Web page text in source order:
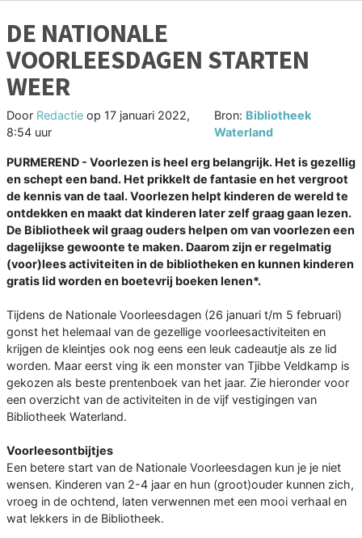
DE NATIONALE
VOORLEESDAGEN STARTEN
WEER
Door Redactie op 17 januari 2022,
8:54 uur
Bron: Bibliotheek
Waterland
PURMEREND - Voorlezen is heel erg belangrijk. Het is gezellig
en schept een band. Het prikkelt de fantasie en het vergroot
de kennis van de taal. Voorlezen helpt kinderen de wereld te
ontdekken en maakt dat kinderen later zelf graag gaan lezen.
De Bibliotheek wil graag ouders helpen om van voorlezen een
dagelijkse gewoonte te maken. Daarom zijn er regelmatig
(voor)lees activiteiten in de bibliotheken en kunnen kinderen
gratis lid worden en boetevrij boeken lenen*.
Tijdens de Nationale Voorleesdagen (26 januari t/m 5 februari)
gonst het helemaal van de gezellige voorleesactiviteiten en
krijgen de kleintjes ook nog eens een leuk cadeautje als ze lid
worden. Maar eerst ving ik een monster van Tjibbe Veldkamp is
gekozen als beste prentenboek van het jaar. Zie hieronder voor
een overzicht van de activiteiten in de vijf vestigingen van
Bibliotheek Waterland.
Voorleesontbijtjes
Een betere start van de Nationale Voorleesdagen kun je je niet
wensen. Kinderen van 2-4 jaar en hun (groot)ouder kunnen zich,
vroeg in de ochtend, laten verwennen met een mooi verhaal en
wat lekkers in de Bibliotheek.